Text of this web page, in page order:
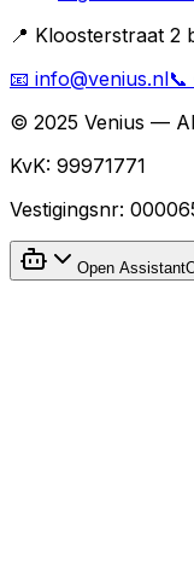
📍 Kloosterstraat 2
📧 info@venius.nl
© 2025 Venius —
KvK: 99971771
Vestigingsnr:
Open Assistant